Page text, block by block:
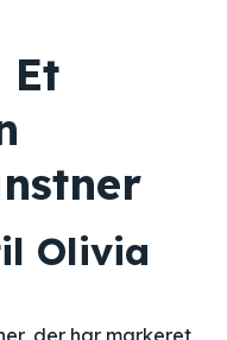
Et
Olivia
der har markeret